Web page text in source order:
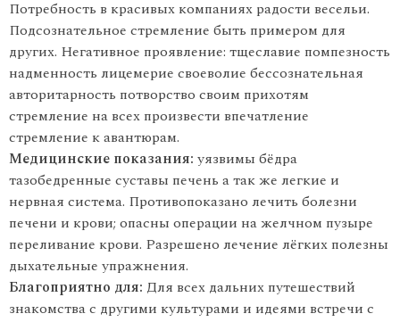
Потребность в красивых компаниях радости весельи.
Подсознательное стремление быть примером для
других. Негативное проявление: тщеславие помпезность
надменность лицемерие своеволие бессознательная
авторитарность потворство своим прихотям
стремление на всех произвести впечатление
стремление к авантюрам.
Медицинские показания: уязвимы бёдра
тазобедренные суставы печень а так же легкие и
нервная система. Противопоказано лечить болезни
печени и крови; опасны операции на желчном пузыре
переливание крови. Разрешено лечение лёгких полезны
дыхательные упражнения.
Благоприятно для: Для всех дальних путешествий
знакомства с другими культурами и идеями встречи с